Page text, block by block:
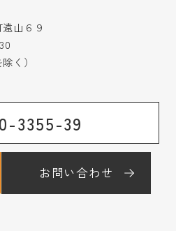
山６９
く）
3355-39
お問い合わせ